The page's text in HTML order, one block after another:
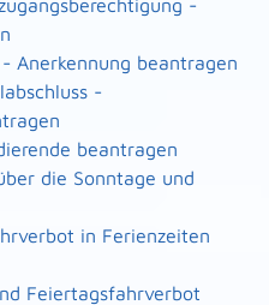
-
Anerkennung beantragen
-
beantragen
die Sonntage und
in Ferienzeiten
Feiertagsfahrverbot